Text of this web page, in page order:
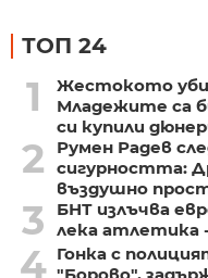
ТОП 24
1
Жестокото
Младежите са
си купили
2
Румен Радев
сигурността:
въздушно
3
БНТ излъчва
лека атлетика
4 Гонка с